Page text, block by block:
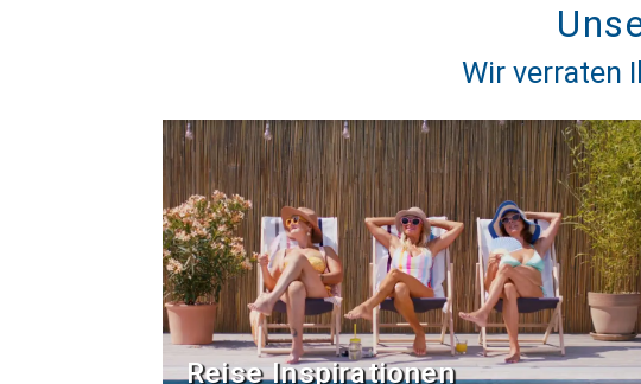
Wir verraten
Reise Inspirationen